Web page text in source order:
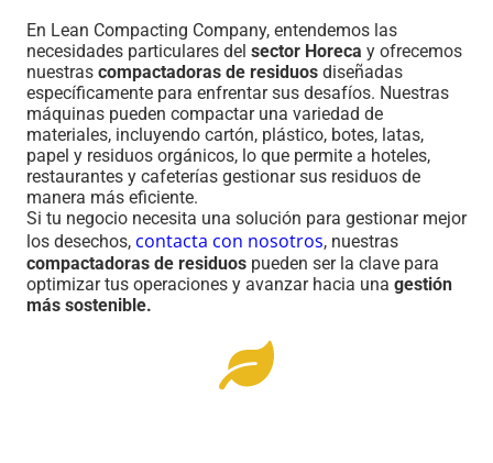
En Lean Compacting Company, entendemos las
necesidades particulares del sector Horeca y ofrecemos
nuestras compactadoras de residuos diseñadas
específicamente para enfrentar sus desafíos. Nuestras
máquinas pueden compactar una variedad de
materiales, incluyendo cartón, plástico, botes, latas,
papel y residuos orgánicos, lo que permite a hoteles,
restaurantes y cafeterías gestionar sus residuos de
manera más eficiente.
Si tu negocio necesita una solución para gestionar mejor
los desechos, contacta con nosotros, nuestras
compactadoras de residuos pueden ser la clave para
optimizar tus operaciones y avanzar hacia una gestión
más sostenible.